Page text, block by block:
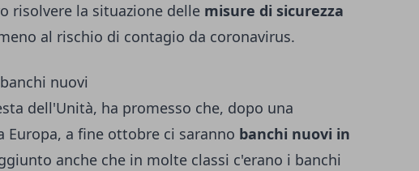
risolvere la situazione delle misure di sicurezza
al rischio di contagio da coronavirus.
nuovi
dell'Unità, ha promesso che, dopo una
a fine ottobre ci saranno banchi nuovi in
anche che in molte classi c'erano i banchi